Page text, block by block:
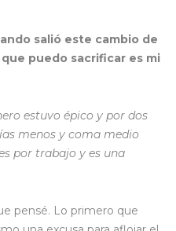
salió este cambio de
puedo sacrificar es mi
estuvo épico y por dos
menos y coma medio
por trabajo y es una
pensé. Lo primero que